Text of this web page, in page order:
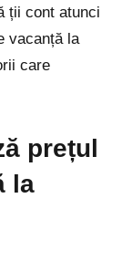
ții cont atunci
vacanță la
care
prețul
la